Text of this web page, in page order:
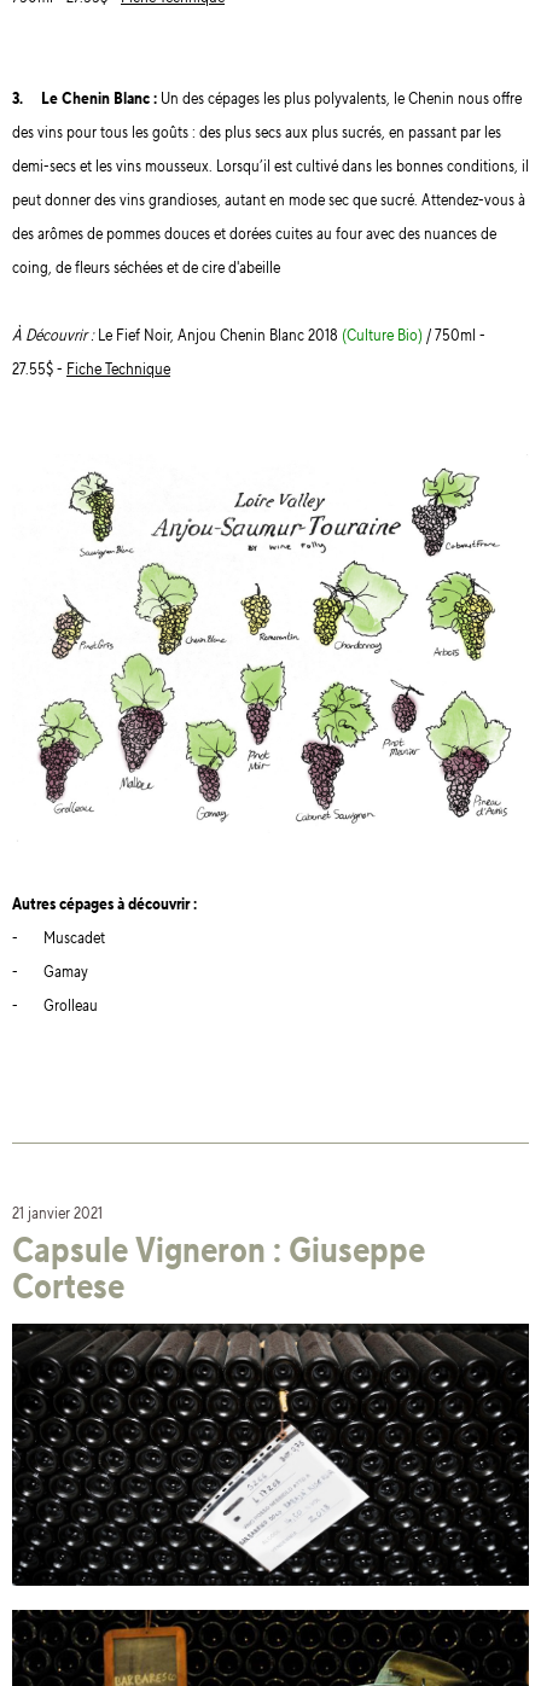
3. Le Chenin Blanc : Un des cépages les plus polyvalents, le Chenin nous offre
des vins pour tous les goûts : des plus secs aux plus sucrés, en passant par les
demi-secs et les vins mousseux. Lorsqu’il est cultivé dans les bonnes conditions, il
peut donner des vins grandioses, autant en mode sec que sucré. Attendez-vous à
des arômes de pommes douces et dorées cuites au four avec des nuances de
coing, de fleurs séchées et de cire d'abeille
À Découvrir :Le Fief Noir, Anjou Chenin Blanc 2018 (Culture Bio)/ 750ml -
27.55$ - Fiche Technique
Autres cépages à découvrir :
- Muscadet
- Gamay
- Grolleau
21 janvier 2021
Capsule Vigneron : Giuseppe
Cortese